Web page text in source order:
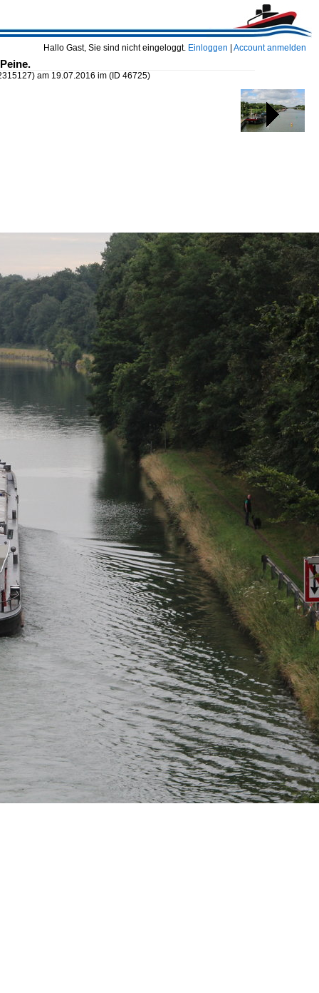
Hallo Gast, Sie sind nicht eingeloggt. Einloggen Account anmelden
am 19.07.2016 im (ID 46725)